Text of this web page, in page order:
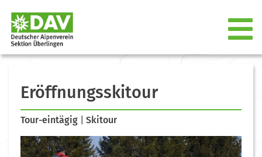
Eröffnungsskitour
Tour-eintägig Skitour